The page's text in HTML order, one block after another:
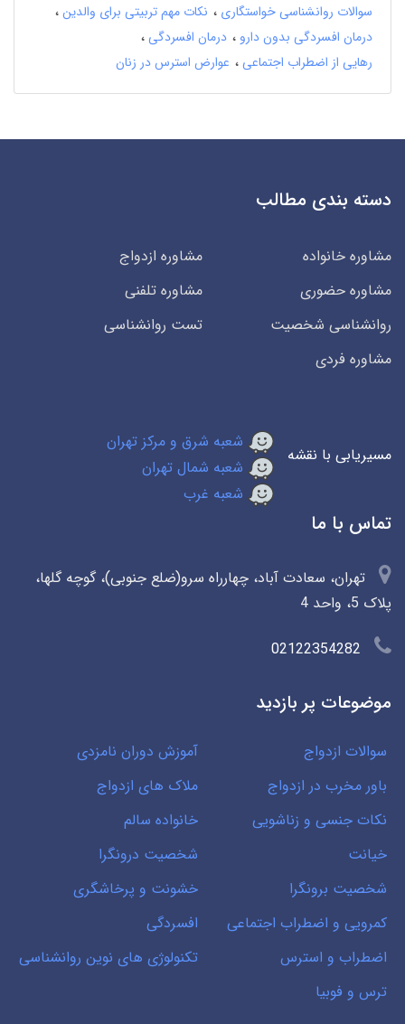
سوالات روانشناسی خواستگاری
نکات مهم تربیتی برای والدین
درمان افسردگی بدون دارو
درمان افسردگی
رهایی از اضطراب اجتماعی
عوارض استرس در زنان
دسته بندی مطالب
مشاوره خانواده
مشاوره ازدواج
مشاوره حضوری
مشاوره تلفنی
روانشناسی شخصیت
تست روانشناسی
مشاوره فردی
مسیریابی با نقشه
شعبه شرق و مرکز تهران
شعبه شمال تهران
شعبه غرب
تماس با ما
تهران، سعادت آباد، چهارراه سرو(ضلع جنوبی)، گوچه گلها،
پلاک 5، واحد 4
02122354282
موضوعات پر بازدید
سوالات ازدواج
آموزش دوران نامزدی
باور مخرب در ازدواج
ملاک های ازدواج
نکات جنسی و زناشویی
خانواده سالم
خیانت
شخصیت درونگرا
شخصیت برونگرا
خشونت و پرخاشگری
کمرویی و اضطراب اجتماعی
افسردگی
اضطراب و استرس
تکنولوژی های نوین روانشناسی
ترس و فوبیا